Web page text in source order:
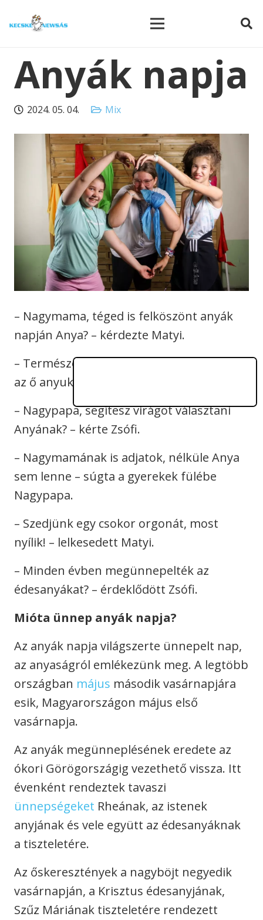
Anyák napja
2024. 05. 04. Mix
– Nagymama, téged is felköszönt anyák
napján Anya? – kérdezte Matyi.
– Természetesen, én is édesanya vagyok,
az ő anyukája – magyarázta Nagymama.
– Nagypapa, segítesz virágot választani
Anyának? – kérte Zsófi.
– Nagymamának is adjatok, nélküle Anya
sem lenne – súgta a gyerekek fülébe
Nagypapa.
– Szedjünk egy csokor orgonát, most
nyílik! – lelkesedett Matyi.
– Minden évben megünnepelték az
édesanyákat? – érdeklődött Zsófi.
Mióta ünnep anyák napja?
Az anyák napja világszerte ünnepelt nap,
az anyaságról emlékezünk meg. A legtöbb
országban május második vasárnapjára
esik, Magyarországon május első
vasárnapja.
Az anyák megünneplésének eredete az
ókori Görögországig vezethető vissza. Itt
évenként rendeztek tavaszi
ünnepségeket Rheának, az istenek
anyjának és vele együtt az édesanyáknak
a tiszteletére.
Az őskeresztények a nagyböjt negyedik
vasárnapján, a Krisztus édesanyjának,
Szűz Máriának tiszteletére rendezett